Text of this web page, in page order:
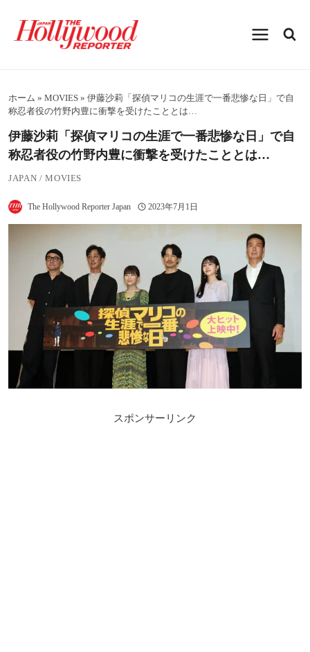
プホーム » MOVIES » 伊藤沙莉「探偵マリコの生涯で一番悲惨な日」で自
称忍者役の竹野内豊に衝撃を受けたこととは…
伊藤沙莉「探偵マリコの生涯で一番悲惨な日」で自
称忍者役の竹野内豊に衝撃を受けたこととは…
JAPAN /MOVIES
The Hollywood Reporter Japan 2023年7月1日
スポンサーリンク